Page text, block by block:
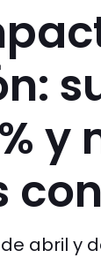
y
abril y